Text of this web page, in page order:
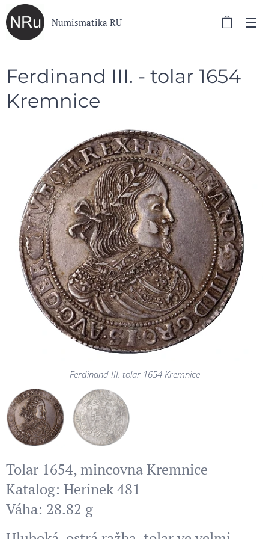
Numismatika RU
Ferdinand III. - tolar 1654
Kremnice
Ferdinand III. tolar 1654 Kremnice
Ferdinand III. tolar 1654 Kremnice
Tolar 1654, mincovna Kremnice
Katalog: Herinek 481
Váha: 28.82 g